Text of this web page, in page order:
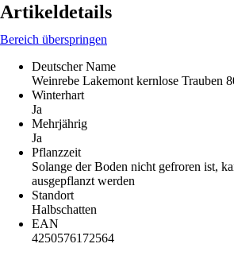
Artikeldetails
Bereich überspringen
Deutscher Name
Weinrebe Lakemont kernlose Trauben
Winterhart
Ja
Mehrjährig
Ja
Pflanzzeit
Solange der Boden nicht gefroren ist,
ausgepflanzt werden
Standort
Halbschatten
EAN
4250576172564